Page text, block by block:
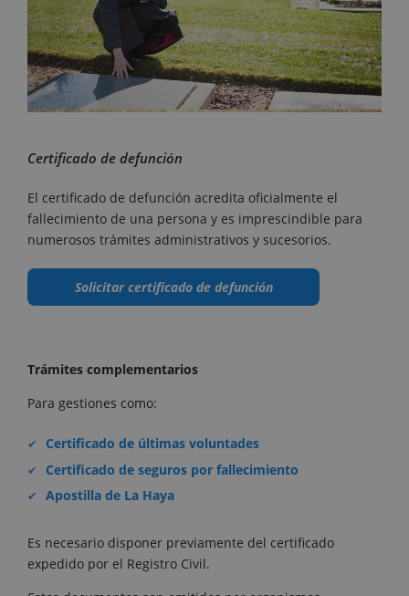
Certificado de defunción
El certificado de defunción acredita oficialmente el
fallecimiento de una persona y es imprescindible para
numerosos trámites administrativos y sucesorios.
Solicitar certificado de defunción
Trámites complementarios
Para gestiones como:
Certificado de últimas voluntades
Certificado de seguros por fallecimiento
Apostilla de La Haya
Es necesario disponer previamente del certificado
expedido por el Registro Civil.